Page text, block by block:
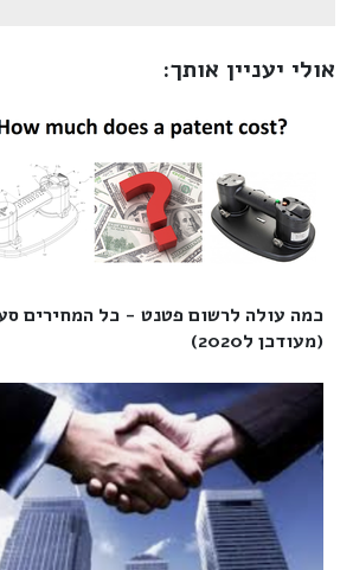
אולי יעניין אותך:
כמה עולה לרשום פטנט - כל המחירים
(מעודכן ל2020)‎